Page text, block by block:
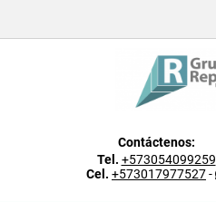
Contáctenos:
Tel. +573054099259
Cel. +573017977527-